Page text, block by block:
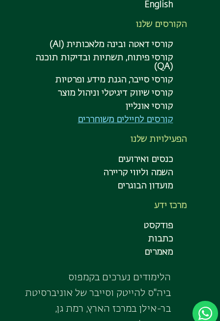
מרכז ידע
פודקסט
כתבות
מאמרים
הפעילויות שלנו
כנסים ואירועים
השמה וליווי קריירה
מועדון הבוגרים
הקורסים שלנו
קורסי דאטה ובינה מלאכותית (AI)
קורסי פיתוח, תשתיות ובדיקות תוכנה
(QA)
קורסי סייבר, הגנת מידע ופרטיות
קורסי שיווק דיגיטלי וניהול מוצר
קורסי אונליין
קורסים לחיילים משוחררים
English
הלימודים נערכים בקמפוס
ביה"ס להייטק וסייבר של אוניברסיטת
בר-אילן במרכז הארץ, רמת גן,